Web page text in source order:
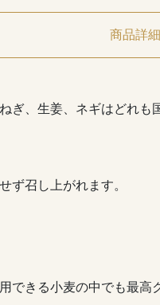
商品詳細
ぎ、生姜、ネギはどれも
ず召し上がれます。
きる小麦の中でも最高